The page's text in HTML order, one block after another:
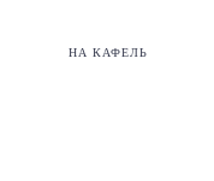
НА КАФЕЛЬ